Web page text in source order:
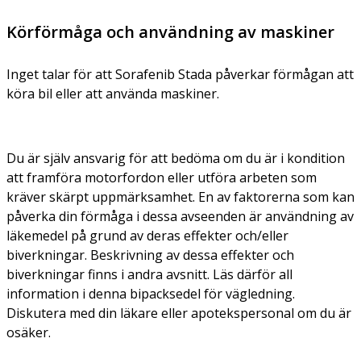
Körförmåga och användning av maskiner
Inget talar för att Sorafenib Stada påverkar förmågan att
köra bil eller att använda maskiner.
Du är själv ansvarig för att bedöma om du är i kondition
att framföra motorfordon eller utföra arbeten som
kräver skärpt uppmärksamhet. En av faktorerna som kan
påverka din förmåga i dessa avseenden är användning av
läkemedel på grund av deras effekter och/eller
biverkningar. Beskrivning av dessa effekter och
biverkningar finns i andra avsnitt. Läs därför all
information i denna bipacksedel för vägledning.
Diskutera med din läkare eller apotekspersonal om du är
osäker.